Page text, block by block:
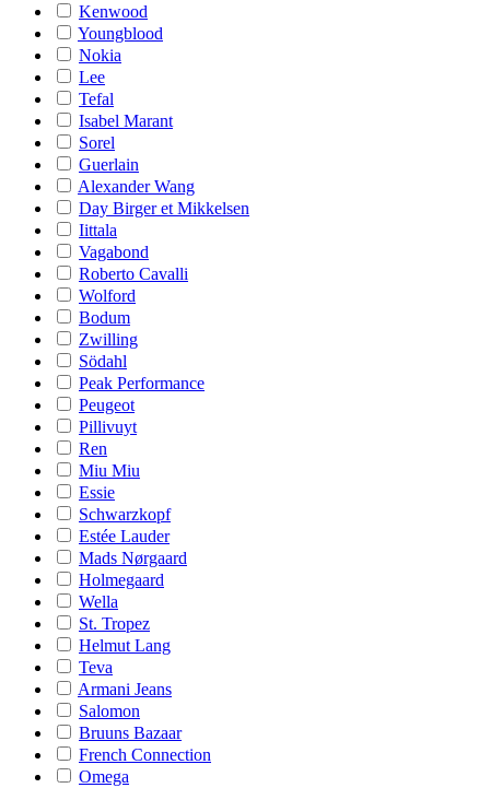
Kenwood
Youngblood
Nokia
Lee
Tefal
Isabel Marant
Sorel
Guerlain
Alexander Wang
Day Birger et Mikkelsen
Iittala
Vagabond
Roberto Cavalli
Wolford
Bodum
Zwilling
Södahl
Peak Performance
Peugeot
Pillivuyt
Ren
Miu Miu
Essie
Schwarzkopf
Estée Lauder
Mads Nørgaard
Holmegaard
Wella
St. Tropez
Helmut Lang
Teva
Armani Jeans
Salomon
Bruuns Bazaar
French Connection
Omega